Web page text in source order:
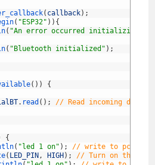
( callback) ;
( "ESP32" ) ) {
( "An error occurred initializing
( "Bluetooth initialized" ) ;
( ) ) {
. read ( ) ; // Read incoming data
{
( "led 1 on" ) ;
// write to pc
( LED_PIN , HIGH) ;
// Turn on the LED